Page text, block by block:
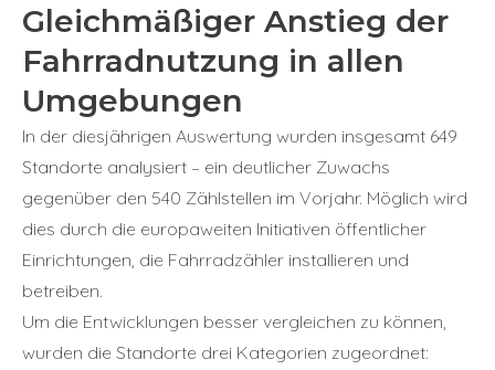
Gleichmäßiger Anstieg der
Fahrradnutzung in allen
Umgebungen
In der diesjährigen Auswertung wurden insgesamt 649
Standorte analysiert – ein deutlicher Zuwachs
gegenüber den 540 Zählstellen im Vorjahr. Möglich wird
dies durch die europaweiten Initiativen öffentlicher
Einrichtungen, die Fahrradzähler installieren und
betreiben.
Um die Entwicklungen besser vergleichen zu können,
wurden die Standorte drei Kategorien zugeordnet: